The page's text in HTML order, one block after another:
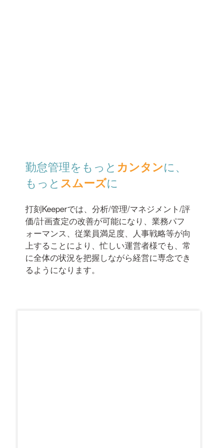
勤怠管理をもっと カンタンに、
もっと スムーズに
打刻Keeperでは、分析/管理/マネジメント/評
価/計画査定の改善が可能になり、 業務パフ
ォーマンス、従業員満足度、人事戦略等が向
上することにより、忙しい運営者様でも、 常
に全体の状況を把握しながら経営に専念でき
るようになります。